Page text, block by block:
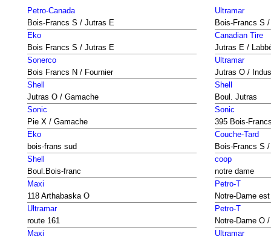
Petro-Canada
Bois-Francs S / Jutras E
Ultramar
Bois-Francs S
Eko
Bois Francs S / Jutras E
Canadian Tire
Jutras E /
Sonerco
Bois Francs N / Fournier
Ultramar
Jutras O /
Shell
Jutras O / Gamache
Shell
Boul. Jutras
Sonic
Pie X / Gamache
Sonic
395 Bois-
Eko
bois-frans sud
Couche-Tard
Bois-Francs S
Shell
Boul.Bois-franc
coop
notre dame
Maxi
118 Arthabaska O
Petro-T
Notre-Dame est
Ultramar
route 161
Petro-T
Notre-Dame O
Maxi
Ultramar